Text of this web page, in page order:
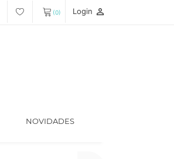
(0) Login person_outline
NOVIDADES